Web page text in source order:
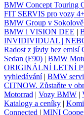
BMW Concept Touring
FIT SERVIS pro vozy
BMW Group v
BMW i VISION DEE |
INVIDIVIDUAL |
Radost z jízdy bez emisí
Sedan (F90) | BMW
ORIGINÁLNÍ LETNÍ
vyhledávání| BMW
CITNOW. Zůstaňte v
Motorrad | Vozy BMW |
Katalogy a ceníky |
Connected | MINI